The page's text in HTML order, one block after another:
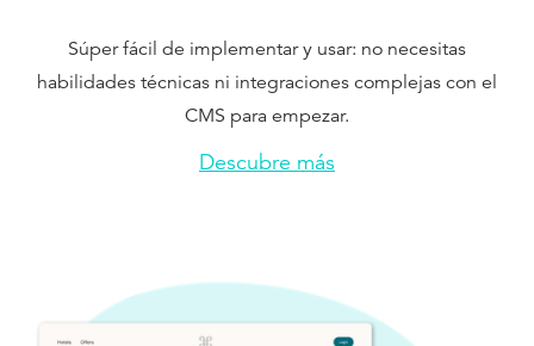
Súper fácil de implementar y usar: no necesitas
habilidades técnicas ni integraciones complejas con el
CMS para empezar.
Descubre más